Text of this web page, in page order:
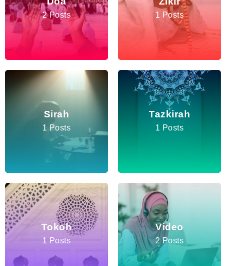
2 Posts 1 Posts
Sirah
1 Posts
Tazkirah
1 Posts
Tokoh
1 Posts
Video
2 Posts